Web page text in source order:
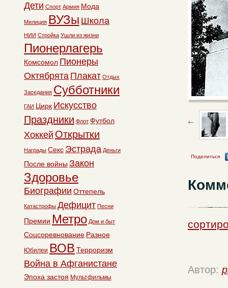
Поделиться
Автор:
Дети Спорт Армия Мода
Милиция ВУЗы Школа
НИИ Стройка Ушли из жизни
Пионерлагерь
Комсомол Пионеры
Октябрята Плакат Отдых
Заседания Субботники
ГАИ Цирк Искусство
Праздники Флот Футбол
Хоккей Открытки
Награды Секс Эстрада Деньги
После войны Закон
Здоровье
Биографии Оттепель
Катастрофы Дефицит Песни
Премии Метро Дом и быт
Соцсоревнование Разное
Юбилеи ВОВ Терроризм
Война в Афганистане
Эпоха застоя Мультфильмы